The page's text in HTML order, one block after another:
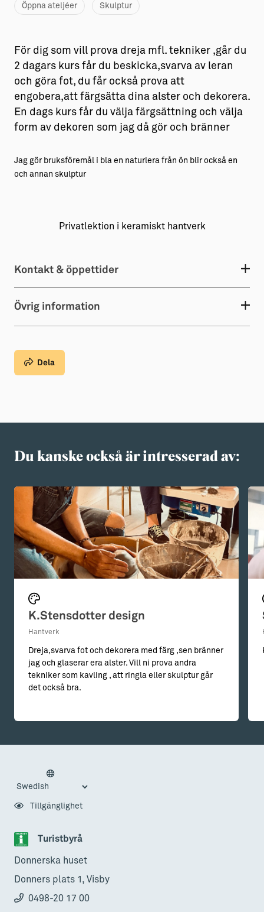
Öppna ateljéer Skulptur
För dig som vill prova dreja mfl. tekniker ,går du
2 dagars kurs får du beskicka,svarva av leran
och göra fot, du får också prova att
engobera,att färgsätta dina alster och dekorera.
En dags kurs får du välja färgsättning och välja
form av dekoren som jag då gör och bränner
Jag gör bruksföremål i bla en naturlera från ön blir också en
och annan skulptur
Privatlektion i keramiskt hantverk
Kontakt & öppettider
Övrig information
Dela
Du kanske också är intresserad av:
K.Stensdotter design
Hantverk
Dreja,svarva fot och dekorera med färg ,sen bränner
jag och glaserar era alster. Vill ni prova andra
tekniker som kavling , att ringla eller skulptur går
det också bra.
Turistbyrå
Donnerska huset
Donners plats 1, Visby
0498-20 17 00
Tillgänglighet